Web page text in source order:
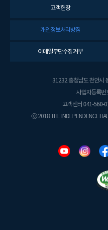
고객헌장
개인정보처리방침
이메일무단수집거부
31232 충청남도 천안시
사업자등록번
고객센터 041-560-
ⓒ 2018 THE INDEPENDENCE